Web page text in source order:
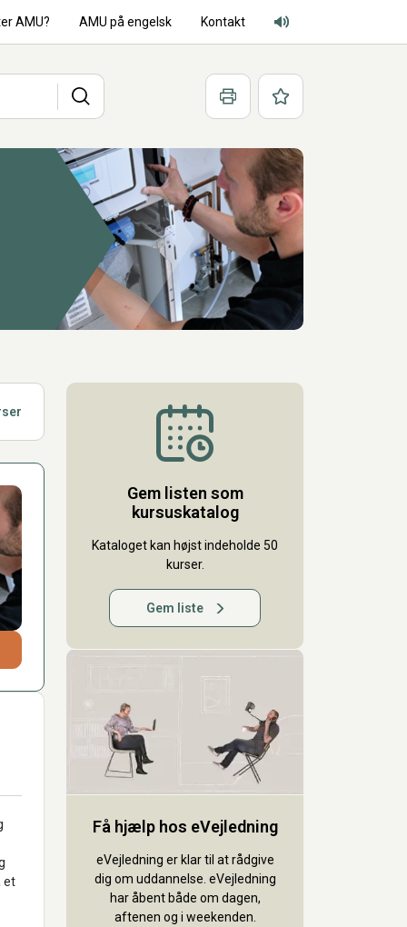
AMU? AMU på engelsk Kontakt
Adgang for alle lyd
Søg Print Favoritter
et
Gem listen som
kursuskatalog
Kataloget kan højst indeholde 50
kurser.
Gem liste
Få hjælp hos eVejledning
eVejledning er klar til at rådgive
dig om uddannelse. eVejledning
har åbent både om dagen,
aftenen og i weekenden.